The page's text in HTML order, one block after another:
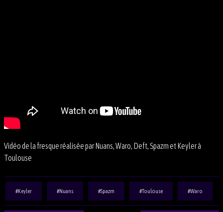
Vidéo de la fresque réalisée par Nuans, Waro, Deft, Spazm et Keyler à
Toulouse
Keyler Nuans Spazm Toulouse Waro